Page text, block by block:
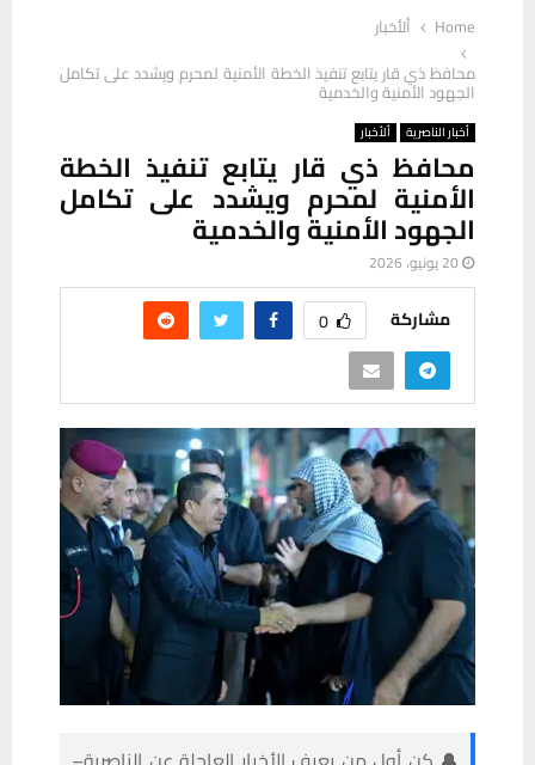
Home
ألأخبار
محافظ ذي قار يتابع تنفيذ الخطة الأمنية لمحرم ويشدد على تكامل
الجهود الأمنية والخدمية
أخبار الناصرية ألأخبار
محافظ ذي قار يتابع تنفيذ الخطة
الأمنية لمحرم ويشدد على تكامل
الجهود الأمنية والخدمية
20 يونيو، 2026
مشاركة 0